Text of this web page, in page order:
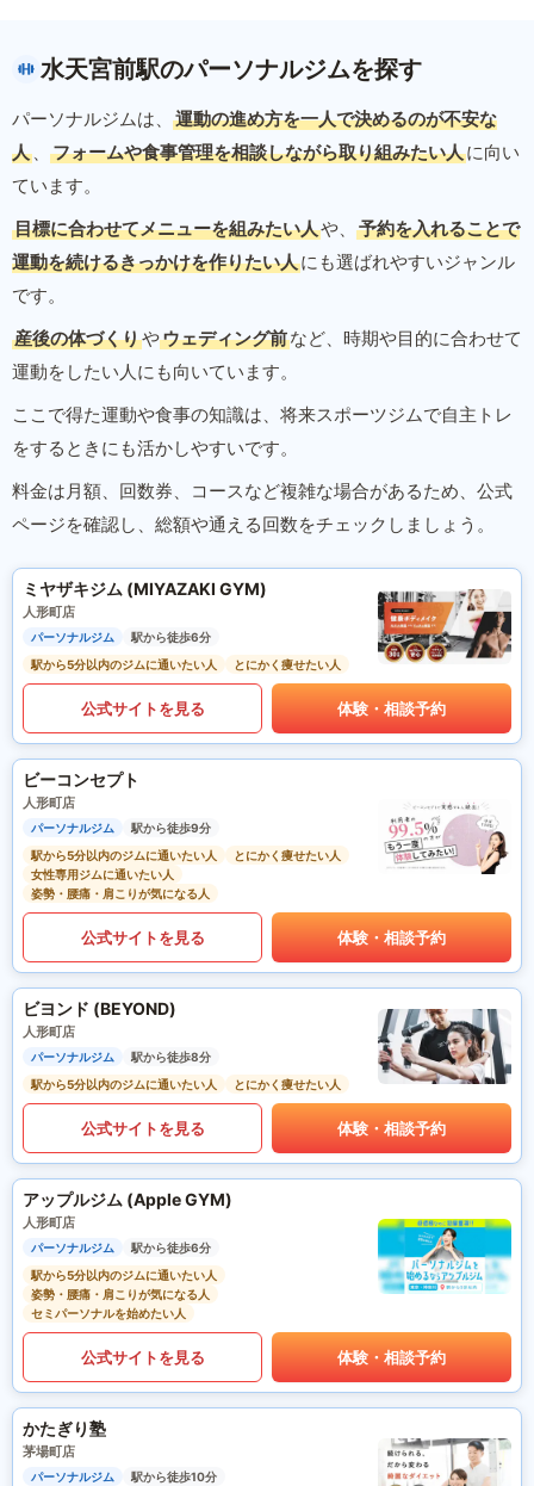
水天宮前駅のパーソナルジムを探す
パーソナルジムは、
運動の進め方を一人で決めるのが不安な
人 、 フォームや食事管理を相談しながら取り組みたい人に向い
ています。
目標に合わせてメニューを組みたい人や、
予約を入れることで
運動を続けるきっかけを作りたい人にも選ばれやすいジャンル
です。
産後の体づくりやウェディング前など、時期や目的に合わせて
運動をしたい人にも向いています。
ここで得た運動や食事の知識は、将来スポーツジムで自主トレ
をするときにも活かしやすいです。
料金は月額、回数券、コースなど複雑な場合があるため、公式
ページを確認し、総額や通える回数をチェックしましょう。
ミヤザキジム (MIYAZAKI GYM)
人形町店
パーソナルジム
駅から徒歩6分
駅から5分以内のジムに通いたい人
とにかく痩せたい人
公式サイトを見る 体験・相談予約
ビーコンセプト
人形町店
パーソナルジム
駅から徒歩9分
駅から5分以内のジムに通いたい人
とにかく痩せたい人
女性専用ジムに通いたい人
姿勢・腰痛・肩こりが気になる人
公式サイトを見る 体験・相談予約
ビヨンド (BEYOND)
人形町店
パーソナルジム
駅から徒歩8分
駅から5分以内のジムに通いたい人
とにかく痩せたい人
公式サイトを見る 体験・相談予約
アップルジム (Apple GYM)
人形町店
パーソナルジム
駅から徒歩6分
駅から5分以内のジムに通いたい人
姿勢・腰痛・肩こりが気になる人
セミパーソナルを始めたい人
公式サイトを見る 体験・相談予約
かたぎり塾
茅場町店
パーソナルジム
駅から徒歩10分